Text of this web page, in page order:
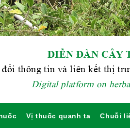
DIỄN ĐÀN CÂY
thông tin và liên kết thị
Digital platform on
Vị thuốc quanh ta Chuỗi